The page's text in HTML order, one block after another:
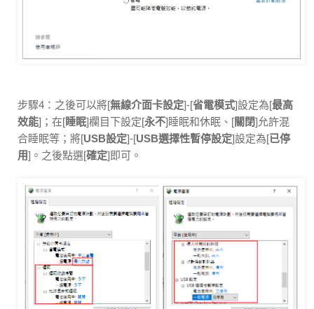
步驟4：之後可以將[無線介面卡設定]-[省電模式]設定為[最高
效能]；在[睡眠]欄目下設定[永不]睡眠和休眠、[關閉]允許混
合睡眠等；將[USB設定]-[USB選擇性暫停設定]設定為[已停
用]。之後點選[確定]即可。